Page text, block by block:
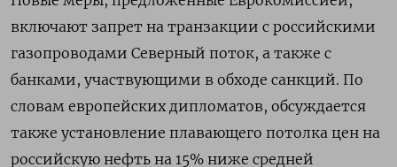
включают запрет на транзакции с российскими
газопроводами Северный поток, а также с
банками, участвующими в обходе санкций. По
словам европейских дипломатов, обсуждается
также установление плавающего потолка цен на
российскую нефть на 15% ниже средней